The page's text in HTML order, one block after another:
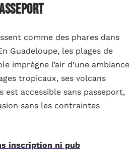
comme des phares dans
Guadeloupe, les plages de
imprègne l’air d’une ambiance
tropicaux, ses volcans
accessible sans passeport,
sans les contraintes
inscription ni pub